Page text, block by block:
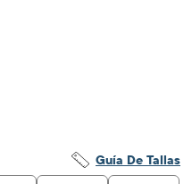
Guía De Tallas